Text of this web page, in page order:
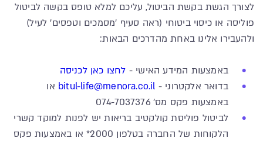
לצורך הגשת בקשת הביטול, עליכם למלא טופס בקשה לביטול
פוליסה או כיסוי ביטוחי (ראה סעיף 'מסמכים וטפסים' לעיל)
ולהעבירו אלינו באחת מהדרכים הבאות:
באמצעות המידע האישי - לחצו כאן לכניסה
בדואר אלקטרוני - bitul-life@menora.co.il או
באמצעות פקס מס' 074-7037376
לביטול פוליסת קולקטיב בריאות יש לפנות למוקד קשרי
הלקוחות של החברה בטלפון 2000* או באמצעות פקס